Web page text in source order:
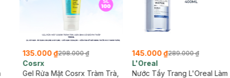
135.000 ₫298.000 ₫
Cosrx
Gel Rửa Mặt Cosrx Tràm Trà,
145.000 ₫289.000 ₫
L'Oreal
Nước Tẩy Trang L'Oreal Làm